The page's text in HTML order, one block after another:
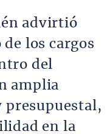
advirtió
los cargos
del
amplia
en la